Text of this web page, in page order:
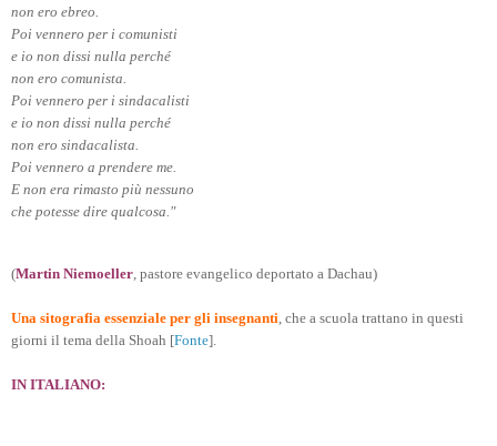
non ero ebreo.
Poi vennero per i comunisti
e io non dissi nulla perché
non ero comunista.
Poi vennero per i sindacalisti
e io non dissi nulla perché
non ero sindacalista.
Poi vennero a prendere me.
E non era rimasto più nessuno
che potesse dire qualcosa."
(Martin Niemoeller, pastore evangelico deportato a Dachau)
Una sitografia essenziale per gli insegnanti, che a scuola trattano in questi
giorni il tema della Shoah [Fonte].
IN ITALIANO: